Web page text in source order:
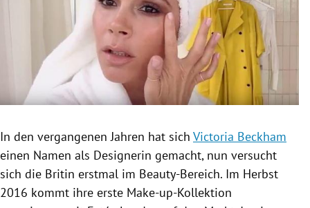
Untermenü
Untermenü
Untermenü
Untermenü
In den vergangenen Jahren hat sich Victoria Beckham
einen Namen als Designerin gemacht, nun versucht
sich die Britin erstmal im Beauty-Bereich. Im Herbst
2016 kommt ihre erste Make-up-Kollektion